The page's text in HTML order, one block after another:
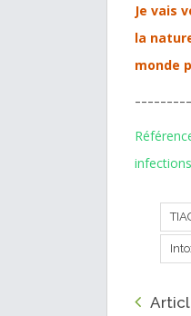
Je vais
la
monde